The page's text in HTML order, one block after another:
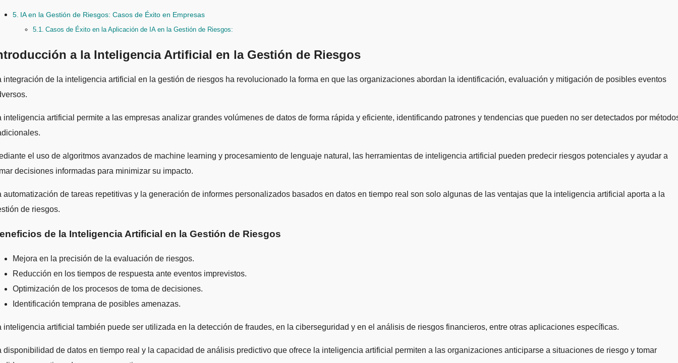
IA en la Gestión de Riesgos: Casos de Éxito en Empresas
Casos de Éxito en la Aplicación de IA en la Gestión de Riesgos:
a la Inteligencia Artificial en la Gestión de Riesgos
inteligencia artificial permite a las empresas analizar grandes volúmenes de datos de forma rápida y eficiente, identificando patrones y tendencias que pueden no ser detectados por
el uso de algoritmos avanzados de machine learning y procesamiento de lenguaje natural, las herramientas de inteligencia artificial pueden predecir riesgos potenciales y ayudar a
decisiones informadas para minimizar su impacto.
automatización de tareas repetitivas y la generación de informes personalizados basados en datos en tiempo real son solo algunas de las ventajas que la inteligencia artificial aporta a la
de riesgos.
de la Inteligencia Artificial en la Gestión de Riesgos
Mejora en la precisión de la evaluación de riesgos.
Reducción en los tiempos de respuesta ante eventos imprevistos.
Optimización de los procesos de toma de decisiones.
Identificación temprana de posibles amenazas.
inteligencia artificial también puede ser utilizada en la detección de fraudes, en la ciberseguridad y en el análisis de riesgos financieros, entre otras aplicaciones específicas.
disponibilidad de datos en tiempo real y la capacidad de análisis predictivo que ofrece la inteligencia artificial permiten a las organizaciones anticiparse a situaciones de riesgo y tomar